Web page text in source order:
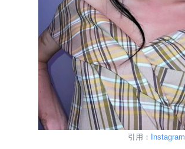
引用： Instagram